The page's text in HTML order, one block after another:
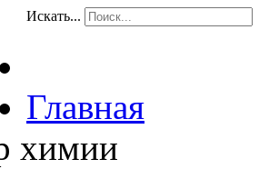
Искать...
Главная
химии